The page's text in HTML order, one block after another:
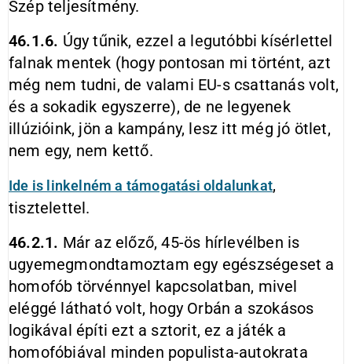
Szép teljesítmény.
46.1.6. Úgy tűnik, ezzel a legutóbbi kísérlettel
falnak mentek (hogy pontosan mi történt, azt
még nem tudni, de valami EU-s csattanás volt,
és a sokadik egyszerre), de ne legyenek
illúzióink, jön a kampány, lesz itt még jó ötlet,
nem egy, nem kettő.
Ide is linkelném a támogatási oldalunkat,
tisztelettel.
46.2.1. Már az előző, 45-ös hírlevélben is
ugyemegmondtamoztam egy egészségeset a
homofób törvénnyel kapcsolatban, mivel
eléggé látható volt, hogy Orbán a szokásos
logikával építi ezt a sztorit, ez a játék a
homofóbiával minden populista-autokrata